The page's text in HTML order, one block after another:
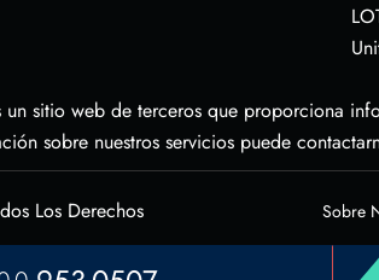
sitio web de terceros que proporciona
sobre nuestros servicios puede
Los Derechos Sobre